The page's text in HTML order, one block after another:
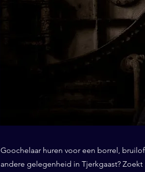
Goochelaar huren voor een borrel,
andere gelegenheid in Tjerkgaast? Zoekt